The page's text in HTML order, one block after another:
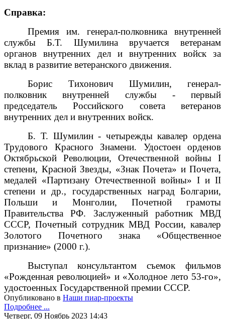
Справка:
Премия им. генерал-полковника внутренней
службы Б.Т. Шумилина вручается ветеранам
органов внутренних дел и внутренних войск за
вклад в развитие ветеранского движения.
Борис Тихонович Шумилин, генерал-
полковник внутренней службы - первый
председатель Российского совета ветеранов
внутренних дел и внутренних войск.
Б. Т. Шумилин - четырежды кавалер ордена
Трудового Красного Знамени. Удостоен орденов
Октябрьской Революции, Отечественной войны I
степени, Красной Звезды, «Знак Почета» и Почета,
медалей «Партизану Отечественной войны» I и II
степени и др., государственных наград Болгарии,
Польши и Монголии, Почетной грамоты
Правительства РФ. Заслуженный работник МВД
СССР, Почетный сотрудник МВД России, кавалер
Золотого Почетного знака «Общественное
признание» (2000 г.).
Выступал консультантом съемок фильмов
«Рожденная революцией» и «Холодное лето 53-го»,
удостоенных Государственной премии СССР.
Опубликовано в Наши пиар-проекты
Подробнее ...
Четверг, 09 Ноябрь 2023 14:43